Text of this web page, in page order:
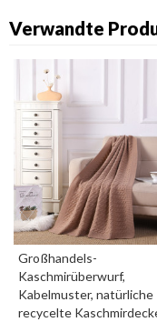
Verwandte
Großhandels-
Kaschmirüberwurf,
Kabelmuster, natürliche
recycelte